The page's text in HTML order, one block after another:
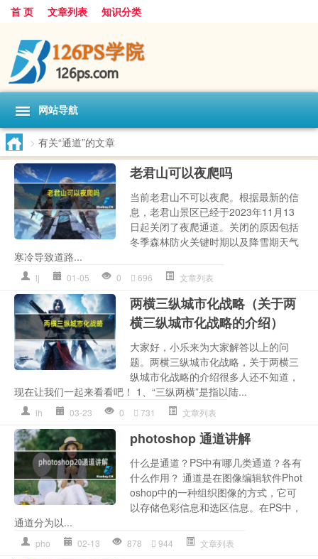
首 页 文章列表 知识分类
网站导航
> 有关“通道”的文章
老君山可以夜爬吗
当前老君山不可以夜爬。根据最新的信
息，老君山景区已经于2023年11月13
日起关闭了夜爬通道。关闭的原因包括
冬季森林防火关键时期以及降雪期天气
寒冷导致道路...
lj 01-05 0 696 文章列表
两横三纵城市化战略（关于两
横三纵城市化战略的介绍）
大家好，小乐来为大家解答以上的问
题。两横三纵城市化战略，关于两横三
纵城市化战略的介绍很多人还不知道，
现在让我们一起来看看吧！ 1、“三纵两横”是指以陆...
lh 03-23 0 731 文章列表
photoshop 通道讲解
什么是通道？PS中有哪几类通道？各有
什么作用？ 通道是在图像编辑软件Phot
oshop中的一种组织图像的方式，它可
以存储色彩信息和选区信息。在PS中，
通道分为以...
pho 02-13 878 944 文章列表